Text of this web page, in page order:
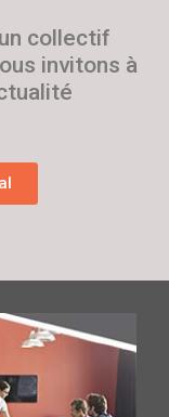
collectif
invitons à